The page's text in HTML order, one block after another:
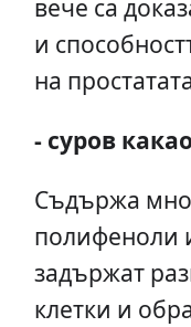
вече са
и
на
- суров
Съдържа
полифеноли
задържат
клетки и